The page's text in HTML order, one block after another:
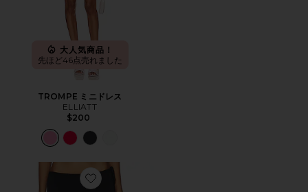
大人気商品！
先ほど46点売れました
TROMPE ミニドレス
ELLIATT
$200
Favorite SHARNI ミディ丈スカート